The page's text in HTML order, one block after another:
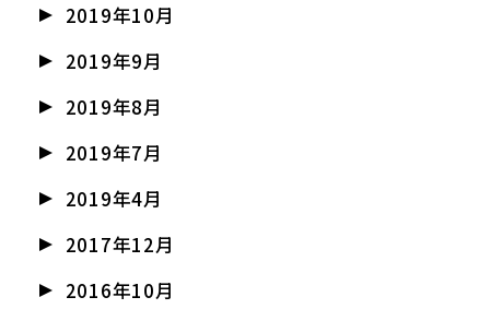
2019年10月
2019年9月
2019年8月
2019年7月
2019年4月
2017年12月
2016年10月